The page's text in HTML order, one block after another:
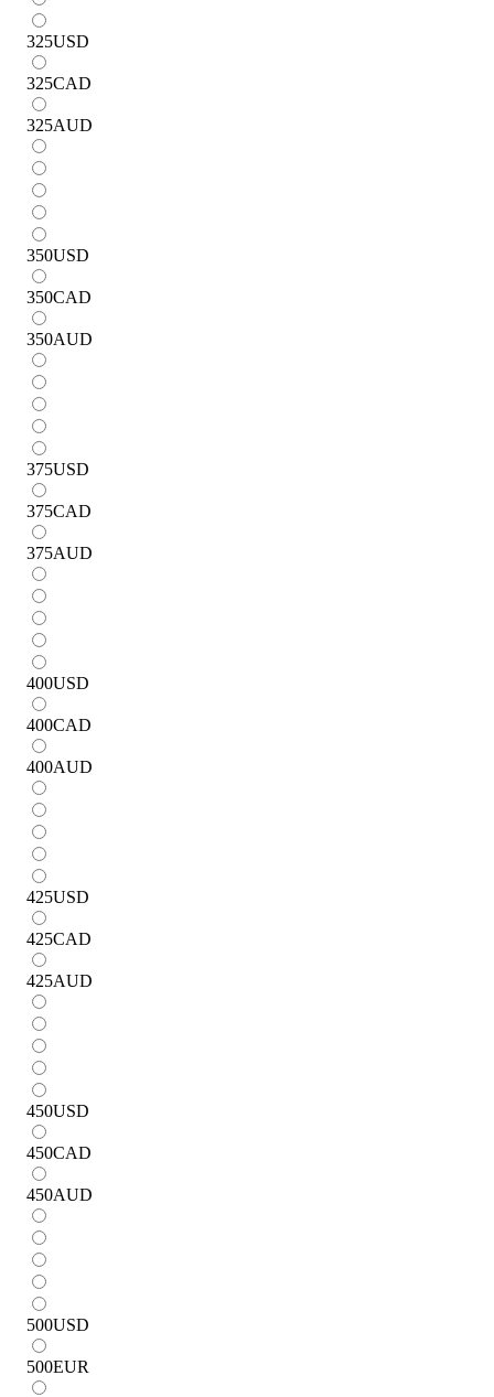
325USD
325CAD
325AUD
350USD
350CAD
350AUD
375USD
375CAD
375AUD
400USD
400CAD
400AUD
425USD
425CAD
425AUD
450USD
450CAD
450AUD
500USD
500EUR